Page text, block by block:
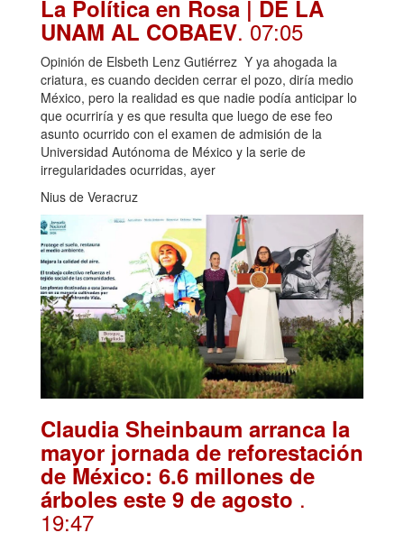
La Política en Rosa | DE LA
UNAM AL COBAEV. 07:05
Opinión de Elsbeth Lenz Gutiérrez Y ya ahogada la
criatura, es cuando deciden cerrar el pozo, diría medio
México, pero la realidad es que nadie podía anticipar lo
que ocurriría y es que resulta que luego de ese feo
asunto ocurrido con el examen de admisión de la
Universidad Autónoma de México y la serie de
irregularidades ocurridas, ayer
Nius de Veracruz
Claudia Sheinbaum arranca la
mayor jornada de reforestación
de México: 6.6 millones de
árboles este 9 de agosto .
19:47